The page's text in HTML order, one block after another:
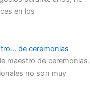
en los
de ceremonias
maestro de ceremonias.
no son muy